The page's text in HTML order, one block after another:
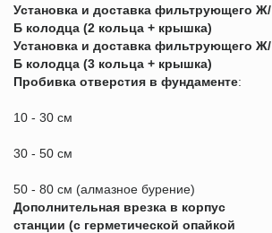
Установка и доставка фильтрующего Ж/
Б колодца (2 кольца + крышка)
Установка и доставка фильтрующего Ж/
Б колодца (3 кольца + крышка)
Пробивка отверстия в фундаменте:
10 - 30 см
30 - 50 см
50 - 80 см (алмазное бурение)
Дополнительная врезка в корпус
станции (с герметической опайкой